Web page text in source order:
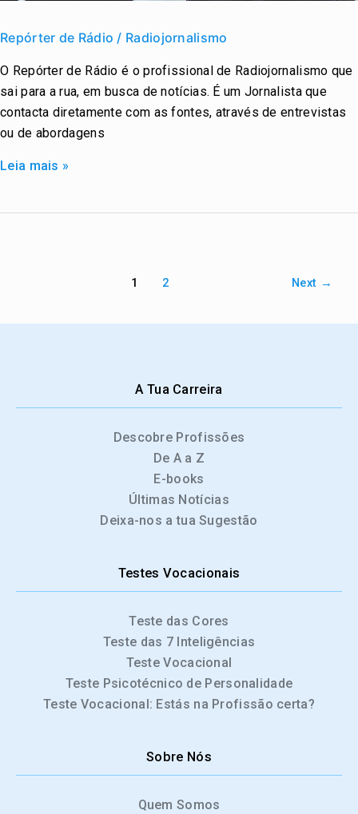
Repórter de Rádio / Radiojornalismo
O Repórter de Rádio é o profissional de Radiojornalismo que
sai para a rua, em busca de notícias. É um Jornalista que
contacta diretamente com as fontes, através de entrevistas
ou de abordagens
de
/
Radiojornalismo
Leia mais »
1 2 Next →
A Tua Carreira
Descobre Profissões
De A a Z
E-books
Últimas Notícias
Deixa-nos a tua Sugestão
Testes Vocacionais
Teste das Cores
Teste das 7 Inteligências
Teste Vocacional
Teste Psicotécnico de Personalidade
Teste Vocacional: Estás na Profissão certa?
Sobre Nós
Quem Somos